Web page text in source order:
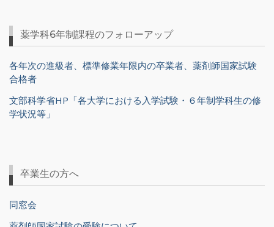
薬学科6年制課程のフォローアップ
各年次の進級者、標準修業年限内の卒業者、薬剤師国家試験
合格者
文部科学省HP「各大学における入学試験・６年制学科生の修
学状況等」
卒業生の方へ
同窓会